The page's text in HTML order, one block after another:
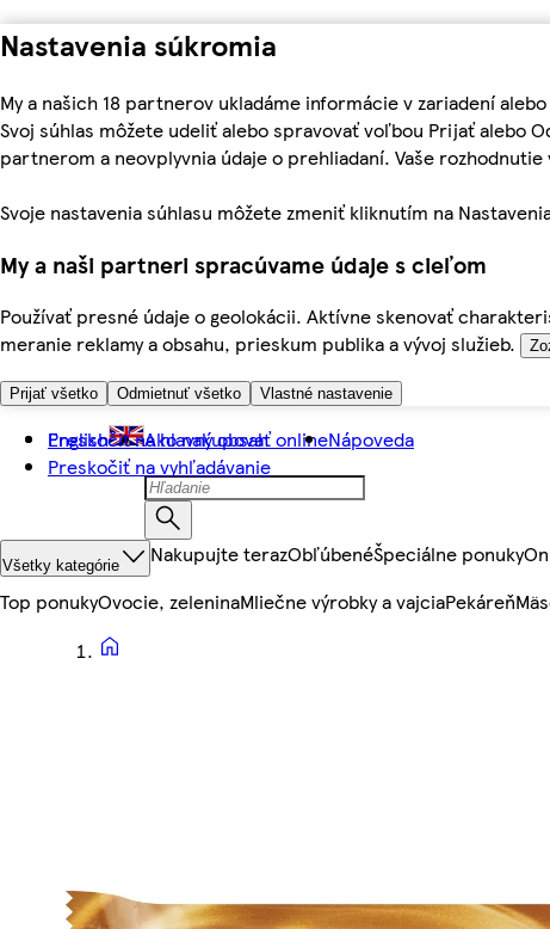
Nastavenia súkromia
My a našich 18 partnerov ukladáme informácie v zariadení
Svoj súhlas môžete udeliť alebo spravovať voľbou Prijať alebo
partnerom a neovplyvnia údaje o prehliadaní. Vaše
Svoje nastavenia súhlasu môžete zmeniť kliknutím na
My a naši partneri spracúvame údaje s cieľom
Používať presné údaje o geolokácii. Aktívne skenovať
meranie reklamy a obsahu, prieskum publika a vývoj služieb.
Prijať všetko Odmietnuť všetko Vlastné nastavenie
Preskočiť na hlavný obsah
Preskočiť na vyhľadávanie
English Ako nakupovať onlineNápoveda
Všetky kategórie Nakupujte terazObľúbenéŠpeciálne ponuky
Top ponukyOvocie, zeleninaMliečne výrobky a vajciaPekáreň